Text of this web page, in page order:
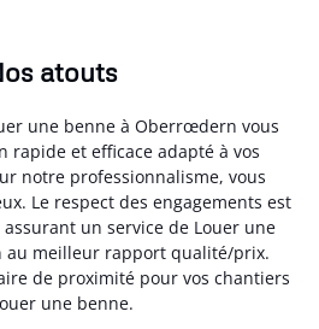
atouts
une benne à Oberrœdern vous
rapide et efficace adapté à vos
notre professionnalisme, vous
Le respect des engagements est
un service de Louer une
meilleur rapport qualité/prix.
de proximité pour vos chantiers
une benne.